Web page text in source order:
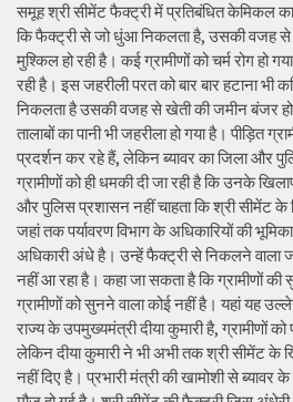
समूह श्री सीमेंट फैक्ट्री में प्रतिबंधित केमिकल
कि फैक्ट्री से जो धुंआ निकलता है, उसकी वजह
मुश्किल हो रही है। कई ग्रामीणों को चर्म रोग हो
रही है। इस जहरीली परत को बार बार हटाना भी
निकलता है उसकी वजह से खेती की जमीन बंजर
तालाबों का पानी भी जहरीला हो गया है। पीड़ित
प्रदर्शन कर रहे हैं, लेकिन ब्यावर का जिला और
ग्रामीणों को ही धमकी दी जा रही है कि उनके
और पुलिस प्रशासन नहीं चाहता कि श्री सीमेंट के
जहां तक पर्यावरण विभाग के अधिकारियों की
अधिकारी अंधे है। उन्हें फैक्ट्री से निकलने वाला
नहीं आ रहा है। कहा जा सकता है कि ग्रामीणों की
ग्रामीणों को सुनने वाला कोई नहीं है। यहां यह
राज्य के उपमुख्यमंत्री दीया कुमारी है, ग्रामीणों
लेकिन दीया कुमारी ने भी अभी तक श्री सीमेंट के
नहीं दिए है। प्रभारी मंत्री की खामोशी से